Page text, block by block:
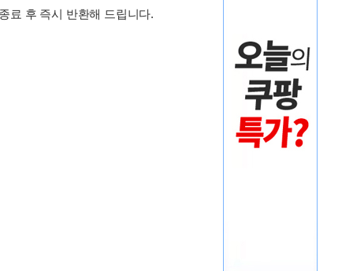
료 후 즉시 반환해 드립니다.